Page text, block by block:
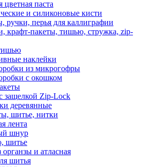
цветная паста
и силиконовые кисти
ручки, перья для каллиграфии
крафт-пакеты, тишью, стружка, zip-
наклейки
из микрогофры
с окошком
защелкой Zip-Lock
деревянные
шитье, нитки
лента
шнур
шитье
органзы и атласная
шитья